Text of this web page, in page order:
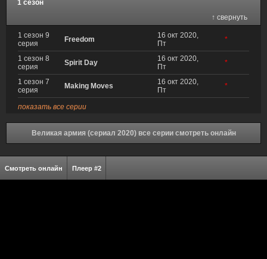
1 сезон
↑ свернуть
1 сезон 9
серия
Freedom
16 окт 2020,
Пт
*
1 сезон 8
серия
Spirit Day
16 окт 2020,
Пт
*
1 сезон 7
серия
Making Moves
16 окт 2020,
Пт
*
показать все серии
Великая армия (сериал 2020) все серии смотреть онлайн
Смотреть онлайн Плеер #2